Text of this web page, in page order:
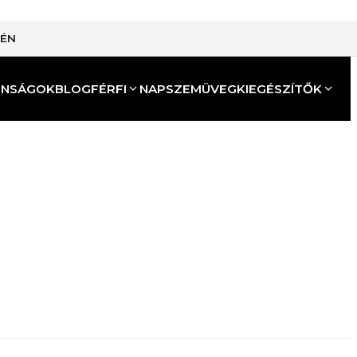
BLOGFÉRFI NAPSZEMÜVEGKIEGÉSZÍTŐK